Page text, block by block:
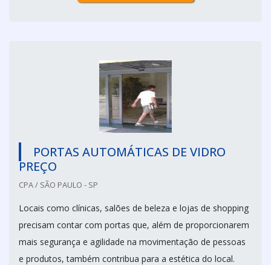
PORTAS AUTOMÁTICAS DE VIDRO
PREÇO
CPA / SÃO PAULO - SP
Locais como clínicas, salões de beleza e lojas de shopping
precisam contar com portas que, além de proporcionarem
mais segurança e agilidade na movimentação de pessoas
e produtos, também contribua para a estética do local.